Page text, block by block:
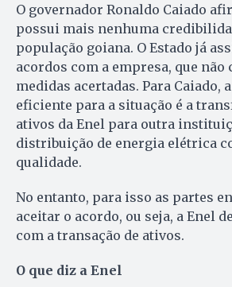
O governador Ronaldo Caiado
possui mais nenhuma
população goiana. O Estado já
acordos com a empresa, que não
medidas acertadas. Para Caiado,
eficiente para a situação é a
ativos da Enel para outra
distribuição de energia elétrica
qualidade.
No entanto, para isso as partes
aceitar o acordo, ou seja, a Enel
com a transação de ativos.
O que diz a Enel